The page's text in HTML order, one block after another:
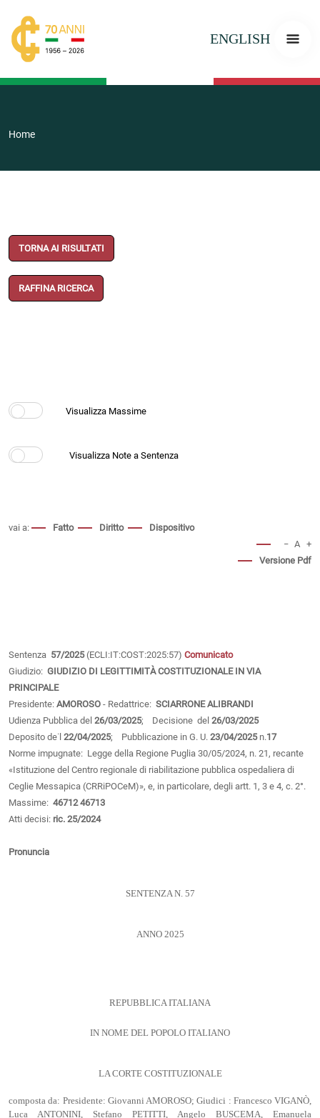
ENGLISH
Home
TORNA AI RISULTATI
RAFFINA RICERCA
vai a: Fatto Diritto
Dispositivo
− A +
Versione Pdf
Sentenza 57/2025(ECLI:IT:COST:2025:57) Comunicato
Giudizio: GIUDIZIO DI LEGITTIMITÀ COSTITUZIONALE IN VIA
PRINCIPALE
Presidente: AMOROSO - Redattrice: SCIARRONE ALIBRANDI
Udienza Pubblica del 26/03/2025; Decisione del 26/03/2025
Deposito de˙l 22/04/2025; Pubblicazione in G. U. 23/04/2025n.17
Norme impugnate: Legge della Regione Puglia 30/05/2024, n. 21, recante
«Istituzione del Centro regionale di riabilitazione pubblica ospedaliera di
Ceglie Messapica (CRRiPOCeM)», e, in particolare, degli artt. 1, 3 e 4, c. 2°.
Massime: 46712 46713
Atti decisi: ric. 25/2024
Pronuncia
SENTENZA N. 57
ANNO 2025
REPUBBLICA ITALIANA
IN NOME DEL POPOLO ITALIANO
LA CORTE COSTITUZIONALE
composta da: Presidente: Giovanni AMOROSO; Giudici : Francesco VIGANÒ,
Luca ANTONINI, Stefano PETITTI, Angelo BUSCEMA, Emanuela